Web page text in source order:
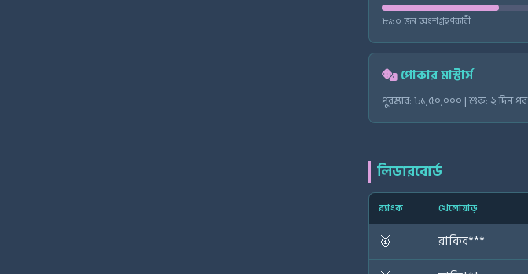
৮৯০ জন অংশগ্রহণকারী
পোকার মাস্টার্স
পুরস্কার: ৳১,৫০,০০০ | শুরু: ২ দিন পর
লিডারবোর্ড
র‍্যাংক খেলোয়াড়
🥇 রাকিব***